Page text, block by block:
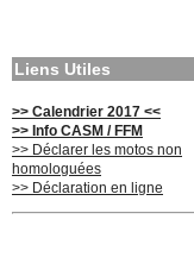
Liens Utiles
>> Calendrier 2017 <<
>> Info CASM / FFM
>> Déclarer les motos non
homologuées
>> Déclaration en ligne